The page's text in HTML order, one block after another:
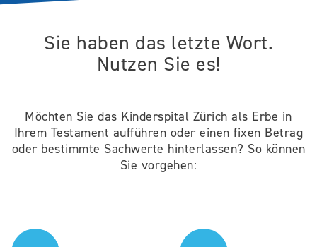
Sie haben das letzte Wort.
Nutzen Sie es!
Möchten Sie das Kinderspital Zürich als Erbe in
Ihrem Testament aufführen oder einen fixen Betrag
oder bestimmte Sachwerte hinterlassen? So können
Sie vorgehen: